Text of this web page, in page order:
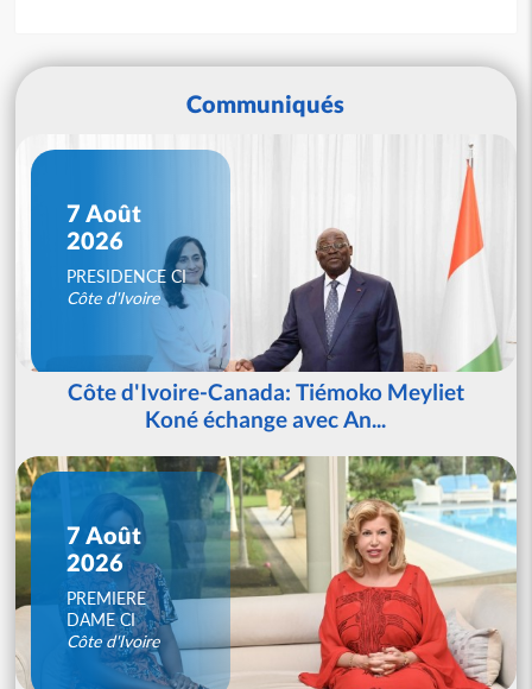
Communiqués
7 Août
2026
PRESIDENCE CI
Côte d'Ivoire
Côte d'Ivoire-Canada: Tiémoko Meyliet
Koné échange avec An...
7 Août
2026
PREMIERE
DAME CI
Côte d'Ivoire